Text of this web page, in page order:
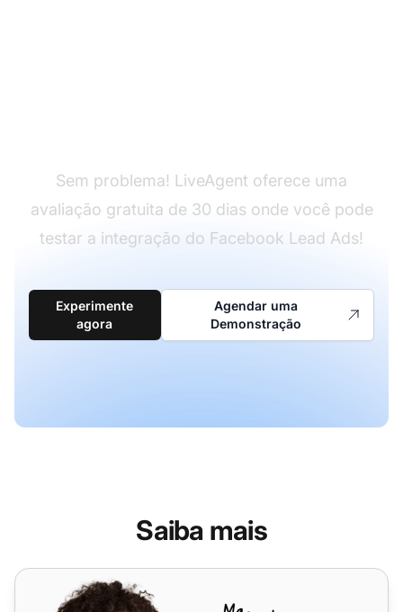
Sem problema! LiveAgent oferece uma
avaliação gratuita de 30 dias onde você pode
testar a integração do Facebook Lead Ads!
Experimente
agora
Agendar uma
Demonstração
Saiba mais
Facebook